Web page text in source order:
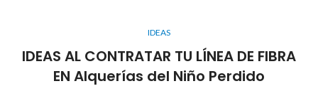
IDEAS
IDEAS AL CONTRATAR TU LÍNEA DE FIBRA
EN Alquerías del Niño Perdido